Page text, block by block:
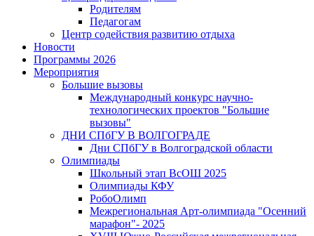
Родителям
Педагогам
Центр содействия развитию отдыха
Новости
Программы 2026
Мероприятия
Большие вызовы
Международный конкурс научно-
технологических проектов "Большие
вызовы"
ДНИ СПбГУ В ВОЛГОГРАДЕ
Дни СПбГУ в Волгоградской области
Олимпиады
Школьный этап ВсОШ 2025
Олимпиады КФУ
РобоОлимп
Межрегиональная Арт-олимпиада "Осенний
марафон"- 2025